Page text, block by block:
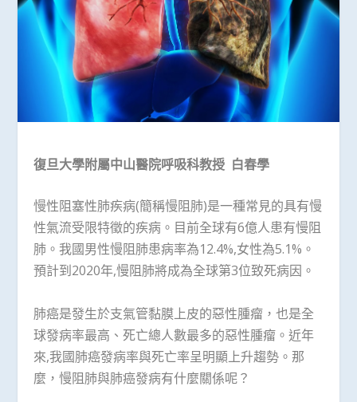
復旦大學附屬中山醫院呼吸科教授 白春學
慢性阻塞性肺疾病(簡稱慢阻肺)是一種常見的具有慢
性氣流受限特徵的疾病。目前全球有6億人患有慢阻
肺。我國男性慢阻肺患病率為12.4%,女性為5.1%。
預計到2020年,慢阻肺將成為全球第3位致死病因。
肺癌是發生於支氣管黏膜上皮的惡性腫瘤，也是全
球發病率最高、死亡總人數最多的惡性腫瘤。近年
來,我國肺癌發病率與死亡率呈明顯上升趨勢。那
麼，慢阻肺與肺癌發病有什麼關係呢？